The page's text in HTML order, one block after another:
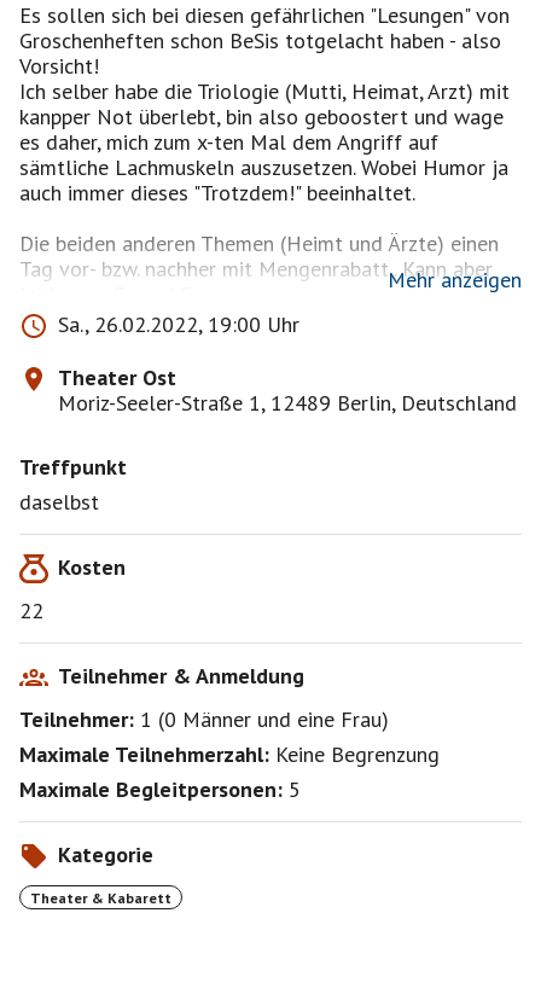
Es sollen sich bei diesen gefährlichen "Lesungen" von
Groschenheften schon BeSis totgelacht haben - also
Vorsicht!
Ich selber habe die Triologie (Mutti, Heimat, Arzt) mit
kanpper Not überlebt, bin also geboostert und wage
es daher, mich zum x-ten Mal dem Angriff auf
sämtliche Lachmuskeln auszusetzen. Wobei Humor ja
auch immer dieses "Trotzdem!" beeinhaltet.
Die beiden anderen Themen (Heimt und Ärzte) einen
Tag vor- bzw. nachher mit Mengenrabatt.. Kann aber
https://www.theater-ost.de/spielplan/
Karte/n bestellt sich bitte jede/r selber unter o.a.
Ja, ich habe mir Karten bestellt.
Ja, Du müsstest Dir deine Karte7n selbst bestellen.
https://www.theater-ost.de/spielplan/
Ja, ich plane eine Show unter dem Titel "Der böze Wolf
liebt BeSis"....
danach treffen.
Mehr anzeigen
Sa., 26.02.2022, 19:00 Uhr
Theater Ost
Moriz-Seeler-Straße 1, 12489 Berlin, Deutschland
Treffpunkt
daselbst
Kosten
22
Teilnehmer & Anmeldung
Teilnehmer: 1 (0 Männer und eine Frau)
Maximale Teilnehmerzahl: Keine Begrenzung
Maximale Begleitpersonen: 5
Kategorie
Theater & Kabarett